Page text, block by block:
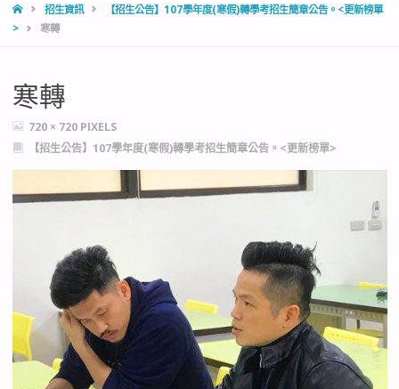
HOME招生資訊
【招生公告】107學年度(寒假)轉學考招生簡章公告。<更新榜單
>
寒轉
寒轉
FULL
SIZE
720 × 720 PIXELS
【招生公告】107學年度(寒假)轉學考招生簡章公告。<更新榜單>